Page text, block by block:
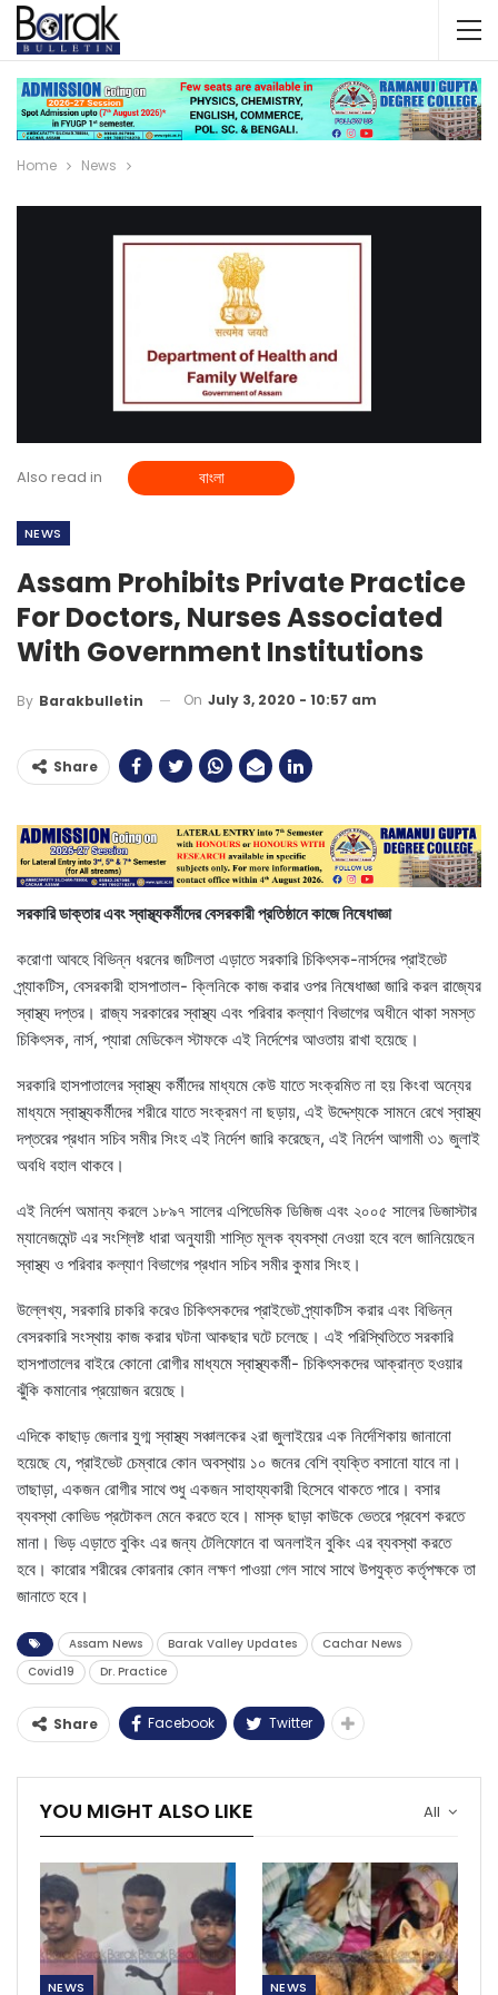
Home News
Also read in বাংলা
NEWS
Assam Prohibits Private Practice
For Doctors, Nurses Associated
With Government Institutions
By Barakbulletin On July 3, 2020 - 10:57 am
Share
সরকারি ডাক্তার এবং স্বাস্থ্যকর্মীদের বেসরকারী প্রতিষ্ঠানে কাজে নিষেধাজ্ঞা
করোণা আবহে বিভিন্ন ধরনের জটিলতা এড়াতে সরকারি চিকিৎসক-নার্সদের প্রাইভেট
প্র্যাকটিস, বেসরকারী হাসপাতাল- ক্লিনিকে কাজ করার ওপর নিষেধাজ্ঞা জারি করল রাজ্যের
স্বাস্থ্য দপ্তর। রাজ্য সরকারের স্বাস্থ্য এবং পরিবার কল্যাণ বিভাগের অধীনে থাকা সমস্ত
চিকিৎসক, নার্স, প্যারা মেডিকেল স্টাফকে এই নির্দেশের আওতায় রাখা হয়েছে।
সরকারি হাসপাতালের স্বাস্থ্য কর্মীদের মাধ্যমে কেউ যাতে সংক্রমিত না হয় কিংবা অন্যের
মাধ্যমে স্বাস্থ্যকর্মীদের শরীরে যাতে সংক্রমণ না ছড়ায়, এই উদ্দেশ্যকে সামনে রেখে স্বাস্থ্য
দপ্তরের প্রধান সচিব সমীর সিংহ এই নির্দেশ জারি করেছেন, এই নির্দেশ আগামী ৩১ জুলাই
অবধি বহাল থাকবে।
এই নির্দেশ অমান্য করলে ১৮৯৭ সালের এপিডেমিক ডিজিজ এবং ২০০৫ সালের ডিজাস্টার
ম্যানেজমেন্ট এর সংশ্লিষ্ট ধারা অনুযায়ী শাস্তি মূলক ব্যবস্থা নেওয়া হবে বলে জানিয়েছেন
স্বাস্থ্য ও পরিবার কল্যাণ বিভাগের প্রধান সচিব সমীর কুমার সিংহ।
উল্লেখ্য, সরকারি চাকরি করেও চিকিৎসকদের প্রাইভেট প্র্যাকটিস করার এবং বিভিন্ন
বেসরকারি সংস্থায় কাজ করার ঘটনা আকছার ঘটে চলেছে। এই পরিস্থিতিতে সরকারি
হাসপাতালের বাইরে কোনো রোগীর মাধ্যমে স্বাস্থ্যকর্মী- চিকিৎসকদের আক্রান্ত হওয়ার
ঝুঁকি কমানোর প্রয়োজন রয়েছে।
এদিকে কাছাড় জেলার যুগ্ম স্বাস্থ্য সঞ্চালকের ২রা জুলাইয়ের এক নির্দেশিকায় জানানো
হয়েছে যে, প্রাইভেট চেম্বারে কোন অবস্থায় ১০ জনের বেশি ব্যক্তি বসানো যাবে না।
তাছাড়া, একজন রোগীর সাথে শুধু একজন সাহায্যকারী হিসেবে থাকতে পারে। বসার
ব্যবস্থা কোভিড প্রটোকল মেনে করতে হবে। মাস্ক ছাড়া কাউকে ভেতরে প্রবেশ করতে
মানা। ভিড় এড়াতে বুকিং এর জন্য টেলিফোনে বা অনলাইন বুকিং এর ব্যবস্থা করতে
হবে। কারোর শরীরের কোরনার কোন লক্ষণ পাওয়া গেল সাথে সাথে উপযুক্ত কর্তৃপক্ষকে তা
জানাতে হবে।
Assam News Barak Valley Updates
Cachar News
Covid19
Dr. Practice
Share Facebook Twitter
All
YOU MIGHT ALSO LIKE
NEWS NEWS